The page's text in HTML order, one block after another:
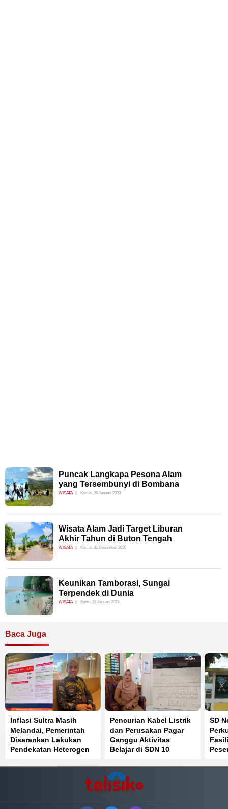
Puncak Langkapa Pesona Alam
yang Tersembunyi di Bombana
WISATA Kamis, 26 Januari 2023
Wisata Alam Jadi Target Liburan
Akhir Tahun di Buton Tengah
WISATA Kamis, 31 Desember 2020
Keunikan Tamborasi, Sungai
Terpendek di Dunia
WISATA Sabtu, 28 Januari 2023
Baca Juga
Inflasi Sultra Masih
Melandai, Pemerintah
Disarankan Lakukan
Pendekatan Heterogen
Pencurian Kabel Listrik
dan Perusakan Pagar
Ganggu Aktivitas
Belajar di SDN 10
SD